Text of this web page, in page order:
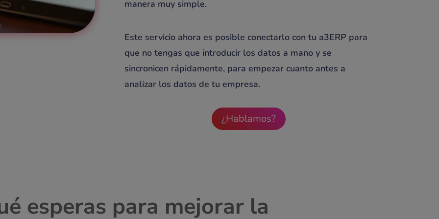
manera muy simple.
Este servicio ahora es posible conectarlo con tu a3ERP para
que no tengas que introducir los datos a mano y se
sincronicen rápidamente, para empezar cuanto antes a
analizar los datos de tu empresa.
¿Hablamos?
esperas para mejorar la